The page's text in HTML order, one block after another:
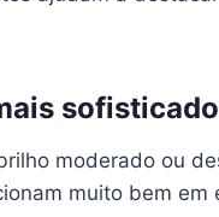
moderado ou
muito bem em